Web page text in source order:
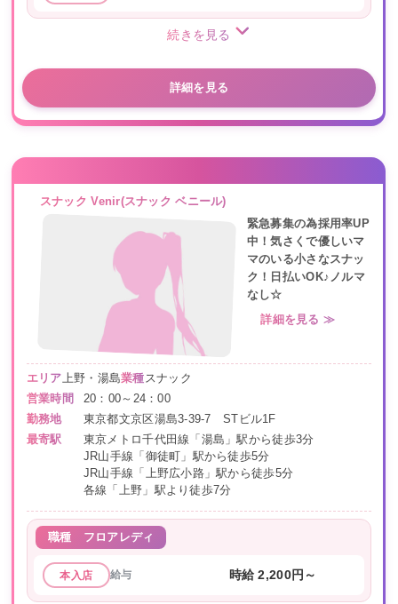
続きを見る
詳細を見る
スナック Venir(スナック ベニール)
緊急募集の為採用率UP
中！気さくで優しいマ
マのいる小さなスナッ
ク！日払いOK♪ノルマ
なし☆
詳細を見る ≫
エリア上野・湯島業種スナック
営業時間
20：00～24：00
勤務地
東京都文京区湯島3-39-7 STビル1F
最寄駅
東京メトロ千代田線「湯島」駅から徒歩3分
JR山手線「御徒町」駅から徒歩5分
JR山手線「上野広小路」駅から徒歩5分
各線「上野」駅より徒歩7分
職種 フロアレディ
本入店 給与 時給 2,200円～